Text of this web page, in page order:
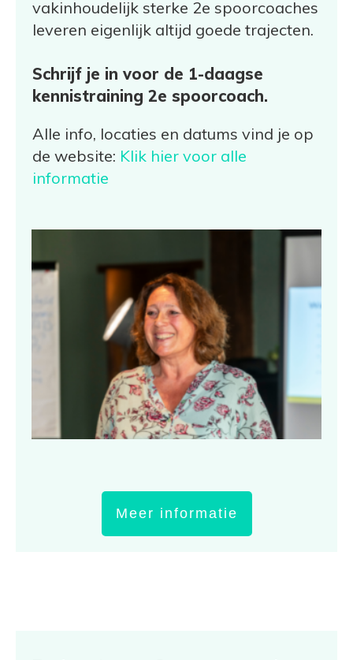
vakinhoudelijk sterke 2e spoorcoaches
leveren eigenlijk altijd goede trajecten.
Schrijf je in voor de 1-daagse
kennistraining 2e spoorcoach.
Alle info, locaties en datums vind je op
de website: Klik hier voor alle
informatie
Meer informatie